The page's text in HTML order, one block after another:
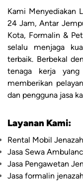
Kami Menyediakan
24 Jam, Antar
Kota, Formalin &
selalu menjaga
terbaik. Berbekal
tenaga kerja
memberikan
dan pengguna jasa
Layanan Kami:
Rental Mobil
Jasa Sewa
Jasa Pengawetan
Jasa formalin jenazah